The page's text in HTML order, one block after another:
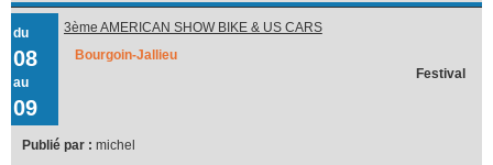
du
08
au
09
3ème AMERICAN SHOW BIKE & US CARS
Bourgoin-Jallieu
Festival
Publié par : michel